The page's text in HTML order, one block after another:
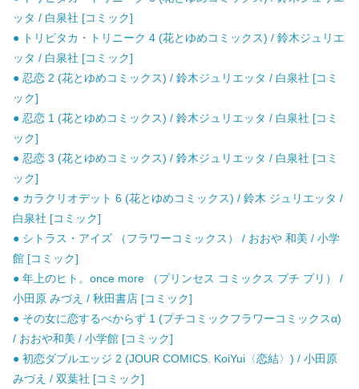
ッタ / 白泉社 [コミック]
● トリピタカ・トリニーク 4 (花とゆめコミックス) / 鈴木ジュリエ
ッタ / 白泉社 [コミック]
● 忍恋 2 (花とゆめコミックス) / 鈴木ジュリエッタ / 白泉社 [コミ
ック]
● 忍恋 1 (花とゆめコミックス) / 鈴木ジュリエッタ / 白泉社 [コミ
ック]
● 忍恋 3 (花とゆめコミックス) / 鈴木ジュリエッタ / 白泉社 [コミ
ック]
● カラクリオデット 6 (花とゆめコミックス) / 鈴木 ジュリエッタ /
白泉社 [コミック]
● シトラス・アイズ （フラワーコミックス） / おおや 和美 / 小学
館 [コミック]
● 年上のヒト。once more （プリンセス コミックス プチ プリ） /
小田原 みづえ / 秋田書店 [コミック]
● その女に恋するべからず 1 (プチコミックフラワーコミックスα)
/ おおや和美 / 小学館 [コミック]
● 初恋ダブルエッジ 2 (JOUR COMICS. KoiYui〈恋結〉) / 小田原
みづえ / 双葉社 [コミック]